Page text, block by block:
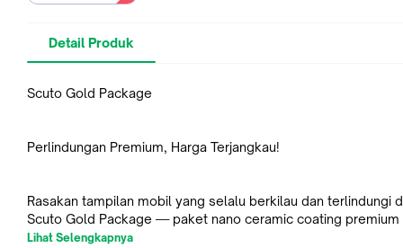
Detail Produk
Scuto Gold Package
Perlindungan Premium, Harga Terjangkau!
Rasakan tampilan mobil yang selalu berkilau dan terlindungi
Scuto Gold Package — paket nano ceramic coating premium
Scuto dengan perlindungan maksimal untuk bodi kendaraan
Lihat Selengkapnya